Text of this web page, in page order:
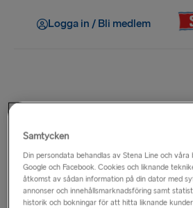
Logga in / Bli medlem
I hamnen
Öppettider
Samtycken
Din persondata behandlas av Stena Line och
Google och Facebook. Cookies och liknande
åtkomst av sådan information på din dator med
annonser och innehållsmarknadsföring samt
historik och bokningar för att hitta liknande